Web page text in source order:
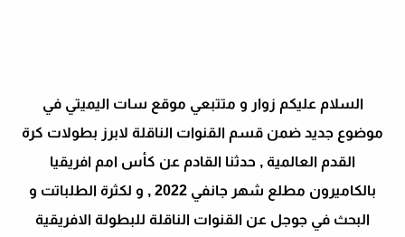
السلام عليكم زوار و متتبعي موقع سات اليميتي في
موضوع جديد ضمن قسم القنوات الناقلة لابرز بطولات كرة
القدم العالمية , حدثنا القادم عن كأس امم افريقيا
بالكاميرون مطلع شهر جانفي 2022 , و لكثرة الطلباتت و
البحث في جوجل عن القنوات الناقلة للبطولة الافريقية